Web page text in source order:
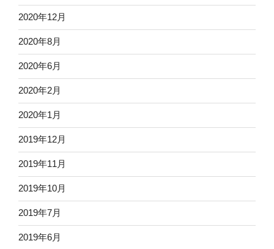
2020年12月
2020年8月
2020年6月
2020年2月
2020年1月
2019年12月
2019年11月
2019年10月
2019年7月
2019年6月